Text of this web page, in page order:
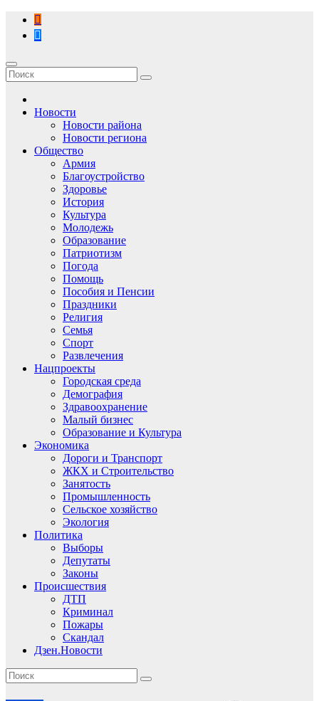
Перейти
содержимому
Новости
Новости района
Новости региона
Общество
Армия
Благоустройство
Здоровье
История
Культура
Молодежь
Образование
Патриотизм
Погода
Помощь
Пособия и Пенсии
Праздники
Религия
Семья
Спорт
Развлечения
Нацпроекты
Городская среда
Демография
Здравоохранение
Малый бизнес
Образование и Культура
Экономика
Дороги и Транспорт
ЖКХ и Строительство
Занятость
Промышленность
Сельское хозяйство
Экология
Политика
Выборы
Депутаты
Законы
Происшествия
ДТП
Криминал
Пожары
Скандал
Дзен.Новости